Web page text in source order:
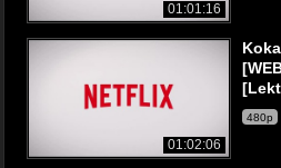
01:01:16
01:02:06
480p